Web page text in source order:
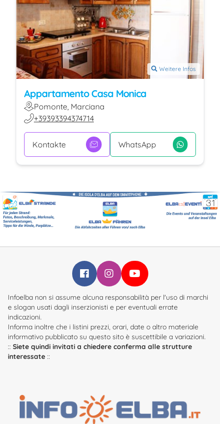
Weitere Infos
Appartamento Casa Monica
Pomonte, Marciana
+39393394374714
Kontakte WhatsApp
Infoelba su Facebook
Infoelba su Instagram
Infoelba su YouTube
Infoelba non si assume alcuna responsabilità per l'uso di marchi
e slogan usati dagli inserzionisti e per eventuali errate
indicazioni.
Informa inoltre che i listini prezzi, orari, date o altro materiale
informativo pubblicato su questo sito è suscettibile a variazioni.
:: Siete quindi invitati a chiedere conferma alle strutture
interessate ::